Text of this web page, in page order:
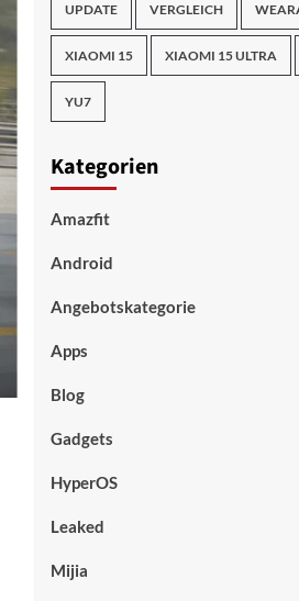
UPDATE VERGLEICH
XIAOMI 15 XIAOMI 15 ULTRA
YU7
Kategorien
Amazfit
Android
Angebotskategorie
Apps
Blog
Gadgets
HyperOS
Leaked
Mijia